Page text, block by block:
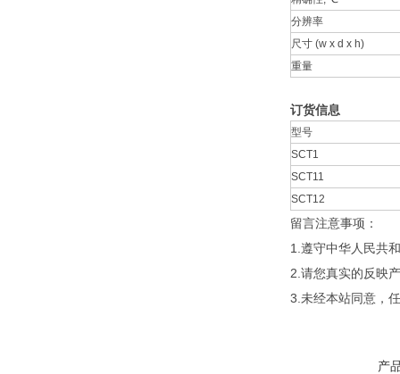
分辨率
尺寸 (w x d x h)
重量
订货信息
型号
SCT1
SCT11
SCT12
留言注意事项：
1.遵守中华人民共
2.请您真实的反映
3.未经本站同意，
产